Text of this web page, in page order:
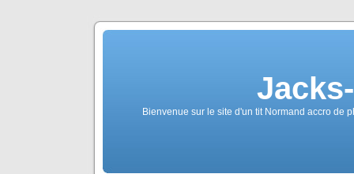
Bienvenue sur le site d'un tit Normand accro de